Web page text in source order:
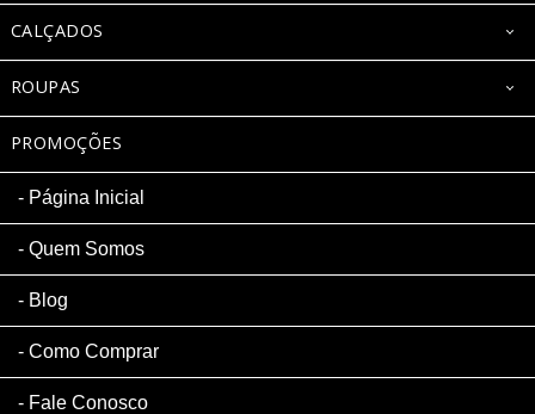
CALÇADOS
ROUPAS
PROMOÇÕES
Página Inicial
Quem Somos
Blog
Como Comprar
Fale Conosco